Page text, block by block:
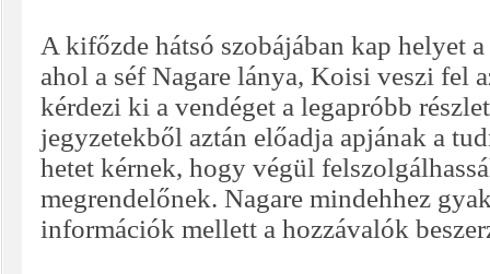
A kifőzde hátsó szobájában kap helyet
ahol a séf Nagare lánya, Koisi veszi fel
kérdezi ki a vendéget a legapróbb
jegyzetekből aztán előadja apjának a
hetet kérnek, hogy végül
megrendelőnek. Nagare mindehhez
információk mellett a hozzávalók